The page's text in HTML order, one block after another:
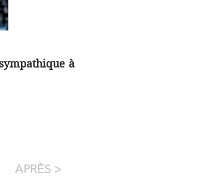
à
APRÈS >